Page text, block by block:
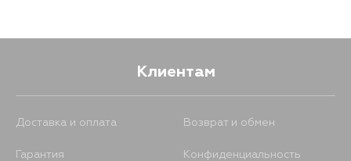
Клиентам
Доставка и оплата Возврат и обмен
Гарантия Конфиденциальность